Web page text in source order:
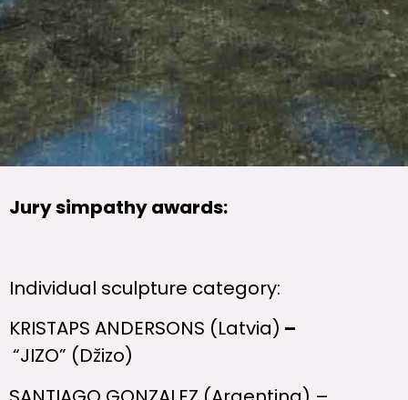
Jury simpathy awards:
Individual sculpture category:
KRISTAPS ANDERSONS (Latvia) –
“JIZO” (Džizo)